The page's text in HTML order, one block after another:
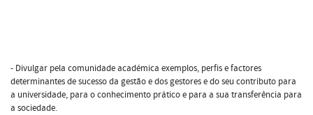
- Divulgar pela comunidade académica exemplos, perfis e factores
determinantes de sucesso da gestão e dos gestores e do seu contributo para
a universidade, para o conhecimento prático e para a sua transferência para
a sociedade.